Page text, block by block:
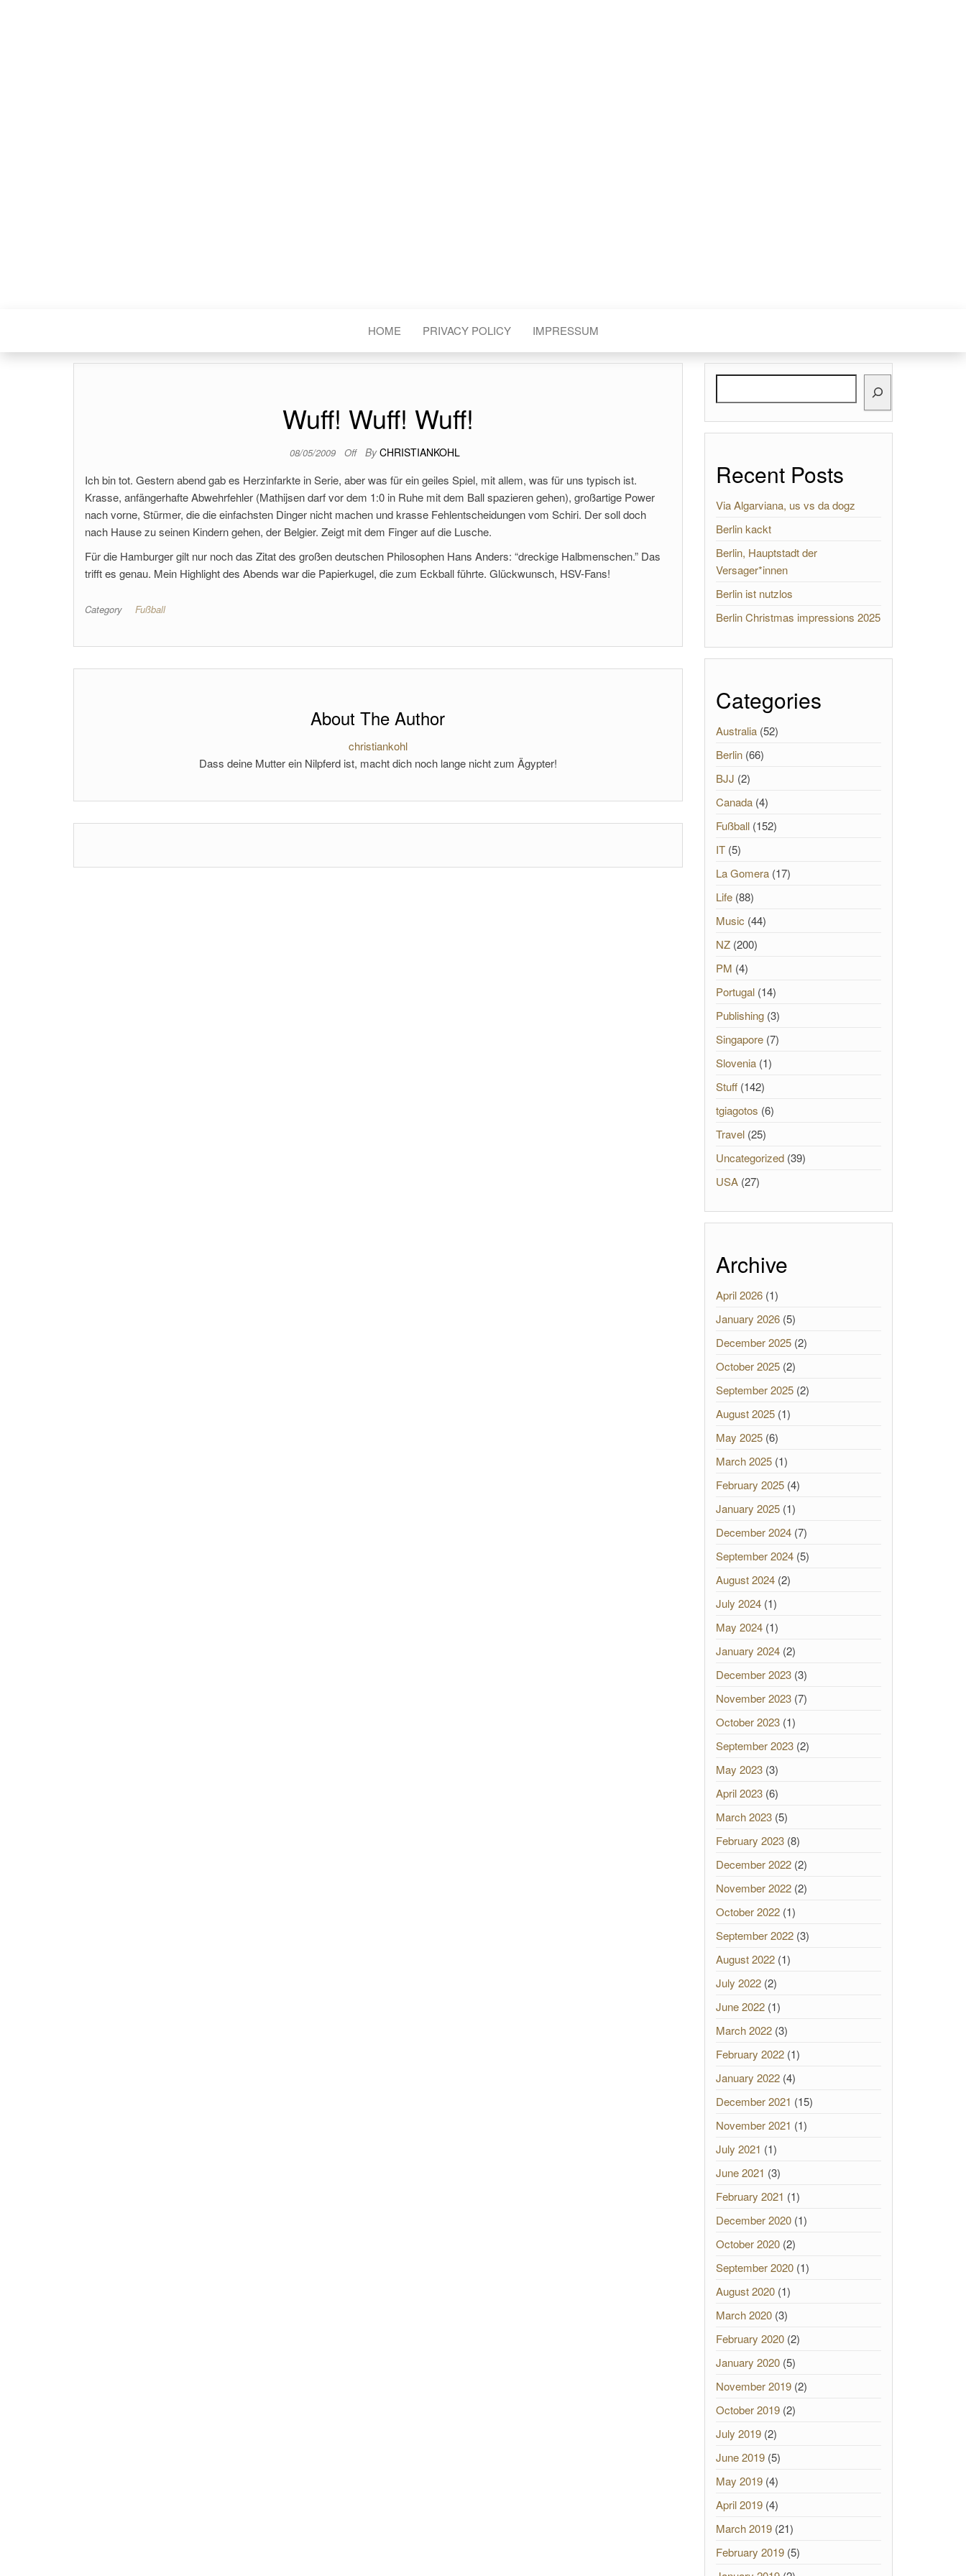
HOME PRIVACY POLICY IMPRESSUM
Wuff! Wuff! Wuff!
08/05/2009 Off By CHRISTIANKOHL
Ich bin tot. Gestern abend gab es Herzinfarkte in Serie, aber was für ein geiles Spiel, mit allem, was für uns typisch ist.
Krasse, anfängerhafte Abwehrfehler (Mathijsen darf vor dem 1:0 in Ruhe mit dem Ball spazieren gehen), großartige Power
nach vorne, Stürmer, die die einfachsten Dinger nicht machen und krasse Fehlentscheidungen vom Schiri. Der soll doch
nach Hause zu seinen Kindern gehen, der Belgier. Zeigt mit dem Finger auf die Lusche.
Für die Hamburger gilt nur noch das Zitat des großen deutschen Philosophen Hans Anders: “dreckige Halbmenschen.” Das
trifft es genau. Mein Highlight des Abends war die Papierkugel, die zum Eckball führte. Glückwunsch, HSV-Fans!
Category Fußball
About The Author
christiankohl
Dass deine Mutter ein Nilpferd ist, macht dich noch lange nicht zum Ägypter!
Recent Posts
Via Algarviana, us vs da dogz
Berlin kackt
Berlin, Hauptstadt der
Versager*innen
Berlin ist nutzlos
Berlin Christmas impressions 2025
Categories
Australia(52)
Berlin(66)
BJJ (2)
Canada(4)
Fußball(152)
IT(5)
La Gomera(17)
Life(88)
Music (44)
NZ(200)
PM (4)
Portugal(14)
Publishing(3)
Singapore(7)
Slovenia(1)
Stuff(142)
tgiagotos (6)
Travel(25)
Uncategorized(39)
USA(27)
Archive
April 2026(1)
January 2026(5)
December 2025(2)
October 2025(2)
September 2025(2)
August 2025(1)
May 2025(6)
March 2025(1)
February 2025(4)
January 2025(1)
December 2024(7)
September 2024(5)
August 2024(2)
July 2024(1)
May 2024(1)
January 2024(2)
December 2023(3)
November 2023(7)
October 2023(1)
September 2023(2)
May 2023(3)
April 2023(6)
March 2023(5)
February 2023(8)
December 2022(2)
November 2022(2)
October 2022(1)
September 2022(3)
August 2022(1)
July 2022(2)
June 2022(1)
March 2022(3)
February 2022(1)
January 2022(4)
December 2021 (15)
November 2021 (1)
July 2021 (1)
June 2021 (3)
February 2021 (1)
December 2020(1)
October 2020(2)
September 2020(1)
August 2020(1)
March 2020(3)
February 2020(2)
January 2020(5)
November 2019(2)
October 2019(2)
July 2019(2)
June 2019(5)
May 2019(4)
April 2019(4)
March 2019(21)
February 2019(5)